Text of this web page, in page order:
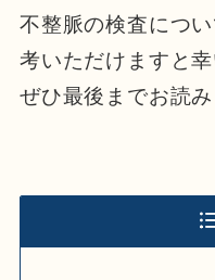
不整脈の検査につ
考いただけますと幸
ぜひ最後までお読み